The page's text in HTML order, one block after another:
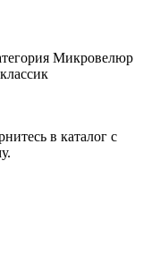
Микровелюр
в каталог с